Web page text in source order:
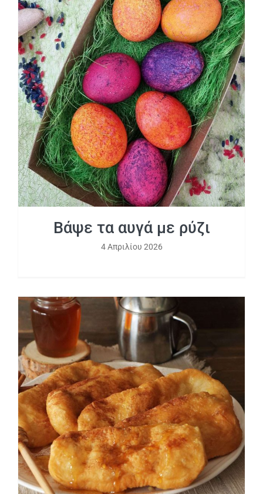
Βάψε τα αυγά με ρύζι
Βάψε τα αυγά με ρύζι
4 Απριλίου 2026
Τραβηχτές πίτες Μάνης